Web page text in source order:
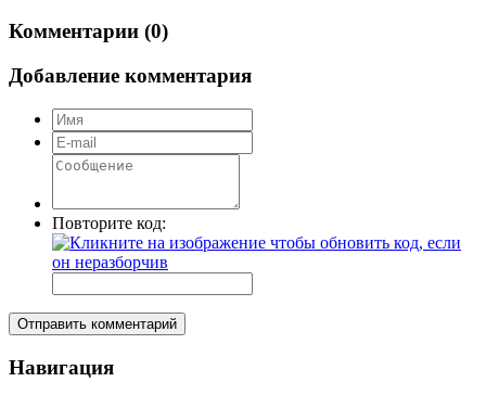
Комментарии (0)
Добавление комментария
Повторите код:
Отправить комментарий
Навигация